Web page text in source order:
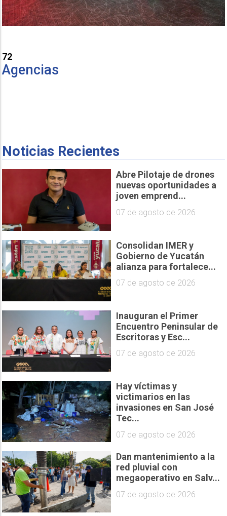
72
Agencias
Noticias Recientes
Abre Pilotaje de drones
nuevas oportunidades a
joven emprend...
07 de agosto de 2026
Consolidan IMER y
Gobierno de Yucatán
alianza para fortalece...
07 de agosto de 2026
Inauguran el Primer
Encuentro Peninsular de
Escritoras y Esc...
07 de agosto de 2026
Hay víctimas y
victimarios en las
invasiones en San José
Tec...
07 de agosto de 2026
Dan mantenimiento a la
red pluvial con
megaoperativo en Salv...
07 de agosto de 2026